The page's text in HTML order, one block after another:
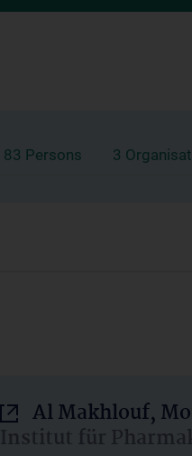
83 Persons 3
Al Makhlouf,
Institut für